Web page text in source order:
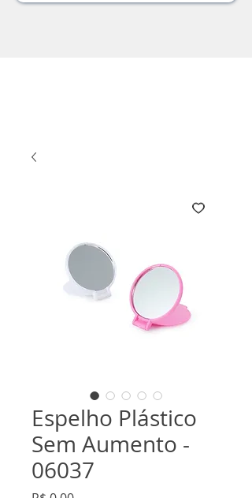
Espelho Plástico
Sem Aumento -
06037